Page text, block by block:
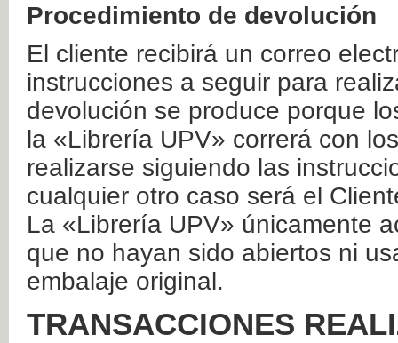
Procedimiento de devolución
El cliente recibirá un correo
instrucciones a seguir para
devolución se produce porque
la «Librería UPV» correrá con
realizarse siguiendo las
cualquier otro caso será el
La «Librería UPV» únicamente
que no hayan sido abiertos ni
embalaje original.
TRANSACCIONES